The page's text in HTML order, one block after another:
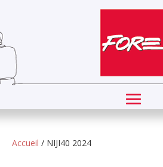
Accueil / NIJI40 2024